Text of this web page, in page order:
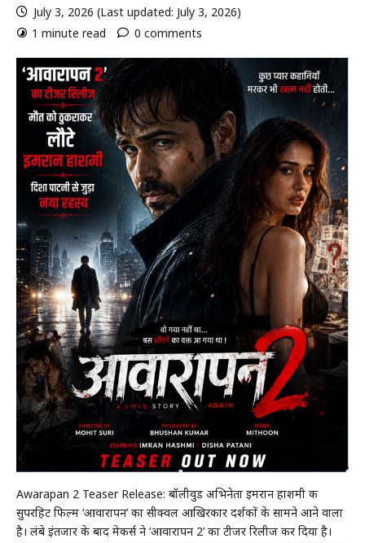
July 3, 2026 (Last updated: July 3, 2026)
1 minute read
0 comments
Awarapan 2 Teaser Release: बॉलीवुड अभिनेता इमरान हाशमी की
सुपरहिट फिल्म ‘आवारापन’ का सीक्वल आखिरकार दर्शकों के सामने आने वाला
है। लंबे इंतजार के बाद मेकर्स ने ‘आवारापन 2’ का टीजर रिलीज कर दिया है।